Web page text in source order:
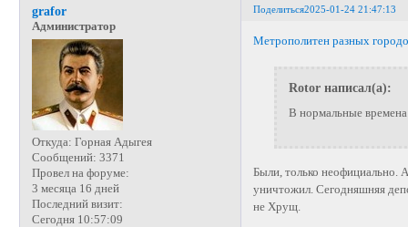
Поделиться2025-01-24 21:47:13
grafor
Администратор
Откуда: Горная Адыгея
Сообщений: 3371
Провел на форуме:
3 месяца 16 дней
Последний визит:
Сегодня 10:57:09
Метрополитен разных
Rotor написал(а):
В нормальные
Были, только
уничтожил. Сегодняшняя
не Хрущ.